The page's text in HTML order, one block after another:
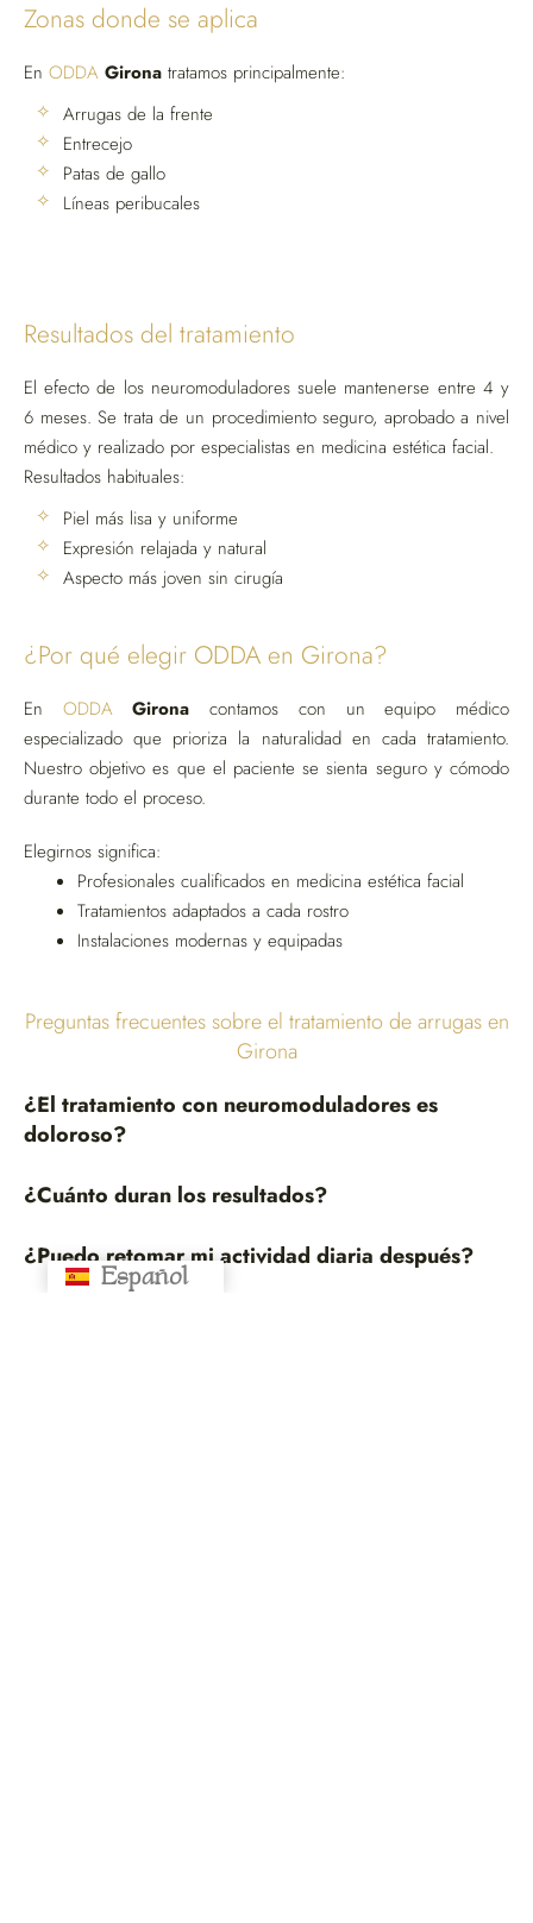
Zonas donde se aplica
En ODDA Girona tratamos principalmente:
Arrugas de la frente
Entrecejo
Patas de gallo
Líneas peribucales
Resultados del tratamiento
El efecto de los neuromoduladores suele mantenerse entre 4 y
6 meses. Se trata de un procedimiento seguro, aprobado a nivel
médico y realizado por especialistas en medicina estética facial.
Resultados habituales:
Piel más lisa y uniforme
Expresión relajada y natural
Aspecto más joven sin cirugía
¿Por qué elegir ODDA en Girona?
En ODDAGirona contamos con un equipo médico
especializado que prioriza la naturalidad en cada tratamiento.
Nuestro objetivo es que el paciente se sienta seguro y cómodo
durante todo el proceso.
Elegirnos significa:
Profesionales cualificados en medicina estética facial
Tratamientos adaptados a cada rostro
Instalaciones modernas y equipadas
Preguntas frecuentes sobre el tratamiento de arrugas en
Girona
¿El tratamiento con neuromoduladores es
doloroso?
¿Cuánto duran los resultados?
¿Puedo retomar mi actividad diaria después?
Español
Русский